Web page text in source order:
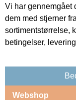
Vi har gennemgået
dem med stjerner
sortimentstørrelse,
betingelser,
Webshop